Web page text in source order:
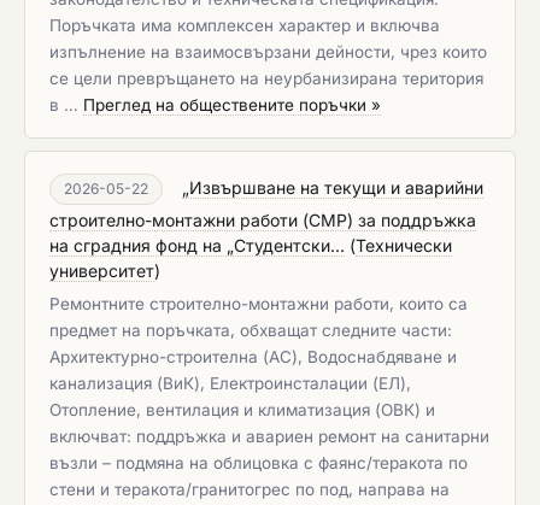
Поръчката има комплексен характер и включва
изпълнение на взаимосвързани дейности, чрез които
се цели превръщането на неурбанизирана територия
в … Преглед на обществените поръчки »
2026-05-22
„Извършване на текущи и аварийни
строително-монтажни работи (СМР) за поддръжка
на сградния фонд на „Студентски... (Технически
университет)
Ремонтните строително-монтажни работи, които са
предмет на поръчката, обхващат следните части:
Архитектурно-строителна (АС), Водоснабдяване и
канализация (ВиК), Електроинсталации (ЕЛ),
Отопление, вентилация и климатизация (ОВК) и
включват: поддръжка и авариен ремонт на санитарни
възли – подмяна на облицовка с фаянс/теракота по
стени и теракота/гранитогрес по под, направа на